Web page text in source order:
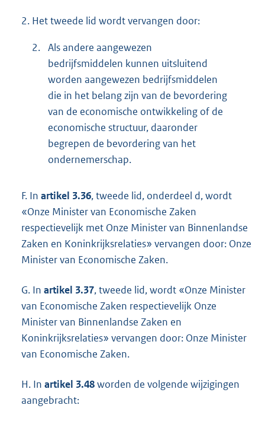
2. Het tweede lid wordt vervangen door:
2. Als andere aangewezen
bedrijfsmiddelen kunnen uitsluitend
worden aangewezen bedrijfsmiddelen
die in het belang zijn van de bevordering
van de economische ontwikkeling of de
economische structuur, daaronder
begrepen de bevordering van het
ondernemerschap.
F. In artikel 3.36, tweede lid, onderdeel d, wordt
«Onze Minister van Economische Zaken
respectievelijk met Onze Minister van Binnenlandse
Zaken en Koninkrijksrelaties» vervangen door: Onze
Minister van Economische Zaken.
G. In artikel 3.37, tweede lid, wordt «Onze Minister
van Economische Zaken respectievelijk Onze
Minister van Binnenlandse Zaken en
Koninkrijksrelaties» vervangen door: Onze Minister
van Economische Zaken.
H. In artikel 3.48worden de volgende wijzigingen
aangebracht: